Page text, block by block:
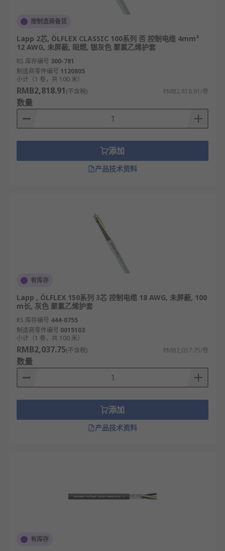
按制造商备货
Lapp 2芯, ÖLFLEX CLASSIC 100系列 否 控制电缆 4mm²
12 AWG, 未屏蔽, 阻燃, 银灰色 聚氯乙烯护套
RS 库存编号 300-781
制造商零件编号 1120805
小计（1 卷，共 100 米）
RMB2,818.91(不含税) RMB2,818.91/卷
数量
添加
产品技术资料
有库存
Lapp , ÖLFLEX 150系列 3芯 控制电缆 18 AWG, 未屏蔽, 100
m长, 灰色 聚氯乙烯护套
RS 库存编号 444-0755
制造商零件编号 0015103
小计（1 卷，共 100 米）
RMB2,037.75(不含税) RMB2,037.75/卷
数量
添加
产品技术资料
有库存